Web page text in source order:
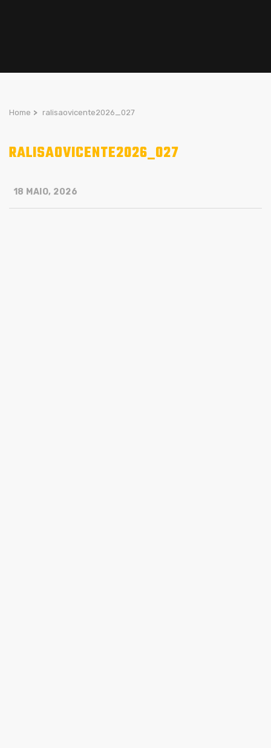
Home > ralisaovicente2026_027
RALISAOVICENTE2026_027
18 MAIO, 2026